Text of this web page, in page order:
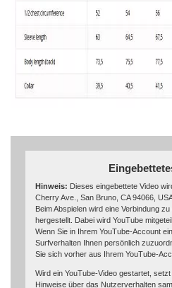
Hinweis: Dieses eingebettete Video
Cherry Ave., San Bruno, CA 94066,
Beim Abspielen wird eine Verbindung
hergestellt. Dabei wird YouTube
Wenn Sie in Ihrem YouTube-Account
Surfverhalten Ihnen persönlich
Sie sich vorher aus Ihrem YouTube-
Wird ein YouTube-Video gestartet,
Hinweise über das Nutzerverhalten